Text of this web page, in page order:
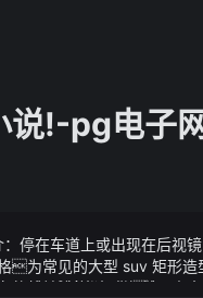
说!-pg电子
：停在车道上或出现在后
为常见的大型 suv 矩形
的外观往往都一样但
：贡献榜前十名中居然异